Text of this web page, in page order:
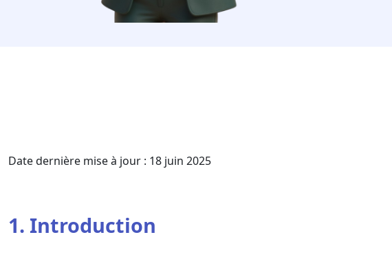
Date dernière mise à jour : 18 juin 2025
1. Introduction